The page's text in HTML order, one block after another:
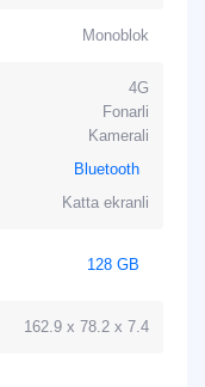
Monoblok
4G
Fonarli
Kamerali
Bluetooth
Katta ekranli
128 GB
162.9 x 78.2 x 7.4